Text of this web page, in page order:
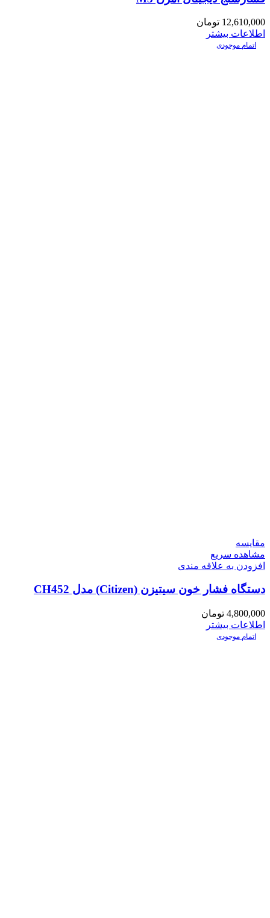
12,610,000 تومان
اطلاعات بیشتر
اتمام موجودی
مقایسه
مشاهده سریع
افزودن به علاقه مندی
دستگاه فشار خون سیتیزن (Citizen) مدل CH452
4,800,000 تومان
اطلاعات بیشتر
اتمام موجودی